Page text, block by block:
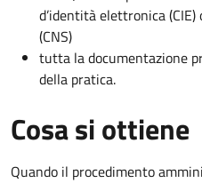
d’identità elettronica
(CNS)
tutta la documentazione
della pratica.
Cosa si ottiene
Quando il procedimento